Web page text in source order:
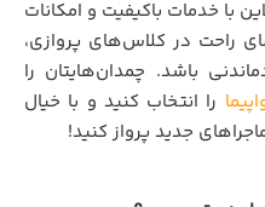
با خدمات باکیفیت و امکانات
راحت در کلاس‌های پروازی،
باشد. چمدان‌هایتان را
را انتخاب کنید و با خیال
جدید پرواز کنید!